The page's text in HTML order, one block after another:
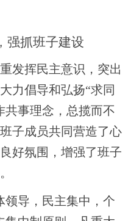
强抓班子建设
发挥民主意识，突出
力倡导和弘扬“求同
共事理念，总揽而不
子成员共同营造了心
好氛围，增强了班子
领导，民主集中，个